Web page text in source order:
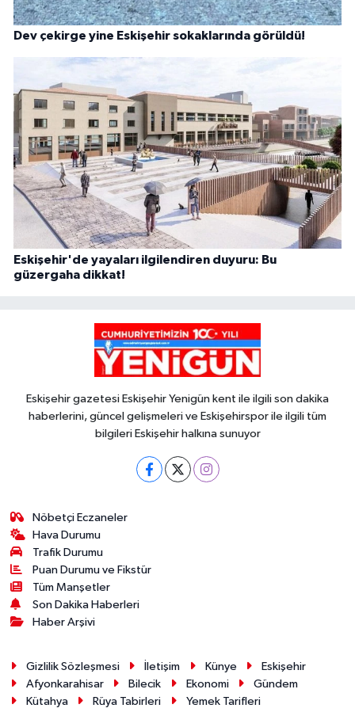
Dev çekirge yine Eskişehir sokaklarında görüldü!
Eskişehir'de yayaları ilgilendiren duyuru: Bu
güzergaha dikkat!
Eskişehir gazetesi Eskişehir Yenigün kent ile ilgili son dakika
haberlerini, güncel gelişmeleri ve Eskişehirspor ile ilgili tüm
bilgileri Eskişehir halkına sunuyor
Nöbetçi Eczaneler
Hava Durumu
Trafik Durumu
Puan Durumu ve Fikstür
Tüm Manşetler
Son Dakika Haberleri
Haber Arşivi
Gizlilik Sözleşmesi İletişim Künye
Eskişehir
Afyonkarahisar
Bilecik Ekonomi
Gündem
Kütahya
Rüya Tabirleri Yemek Tarifleri